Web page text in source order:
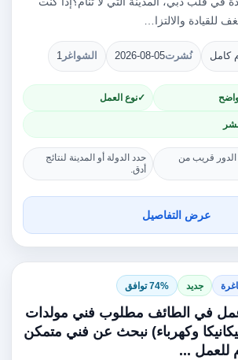
للقيادة والالتزا…
كامل نُشرت2026-08-05 الشواغر 1
نوع العمل
الدور قريب من
حدد الدولة أو المدينة لنتائج
أدق.
عرض التفاصيل
جديد 74% توافق
في الطائف مطلوب فني مولدات
وكهرباء) نبحث عن فني متمكن
للعمل ...